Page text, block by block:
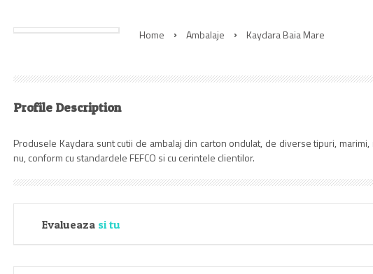
Home Ambalaje Kaydara Baia Mare
Profile Description
Produsele Kaydara sunt cutii de ambalaj din carton ondulat, de diverse tipuri, marimi,
nu, conform cu standardele FEFCO si cu cerintele clientilor.
Evalueaza si tu